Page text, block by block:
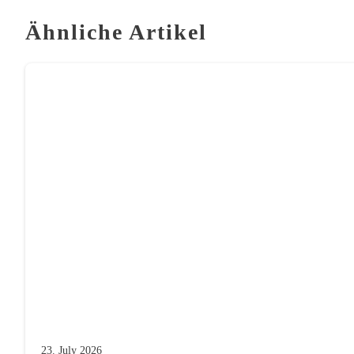
Ähnliche Artikel
23. July 2026